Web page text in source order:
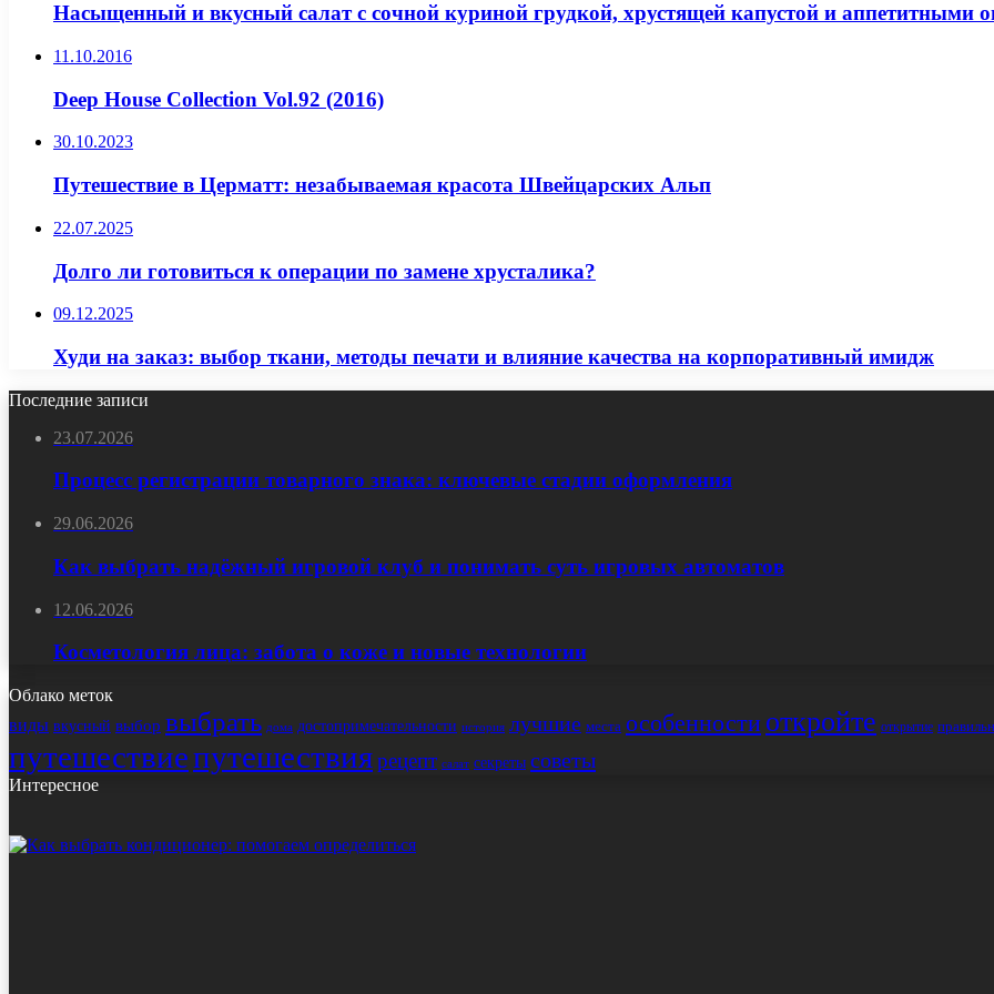
Насыщенный и вкусный салат с сочной куриной грудкой, хрустящей капустой и аппетитными
11.10.2016
Deep House Collection Vol.92 (2016)
30.10.2023
Путешествие в Церматт: незабываемая красота Швейцарских Альп
22.07.2025
Долго ли готовиться к операции по замене хрусталика?
09.12.2025
Худи на заказ: выбор ткани, методы печати и влияние качества на корпоративный имидж
Последние записи
23.07.2026
Процесс регистрации товарного знака: ключевые стадии оформления
29.06.2026
Как выбрать надёжный игровой клуб и понимать суть игровых автоматов
12.06.2026
Косметология лица: забота о коже и новые технологии
Облако меток
виды вкусный выбор выбрать дома достопримечательности история лучшие места особенности откройте открытие
путешествиепутешествиярецепт салат секреты советы
Интересное